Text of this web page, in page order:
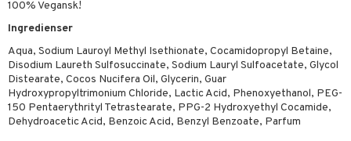
100% Vegansk!
Ingredienser
Aqua, Sodium Lauroyl Methyl Isethionate, Cocamidopropyl Betaine,
Disodium Laureth Sulfosuccinate, Sodium Lauryl Sulfoacetate, Glycol
Distearate, Cocos Nucifera Oil, Glycerin, Guar
Hydroxypropyltrimonium Chloride, Lactic Acid, Phenoxyethanol, PEG-
150 Pentaerythrityl Tetrastearate, PPG-2 Hydroxyethyl Cocamide,
Dehydroacetic Acid, Benzoic Acid, Benzyl Benzoate, Parfum
& Mustasch
2: Exfoliering
3: Fukt
och masker
och kroppsvård
och läppvård
Elixir
Happy